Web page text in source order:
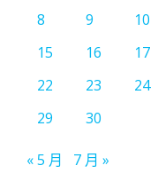
8
9 10
15
16 17
22
23 24
29
30
« 5 月 7 月 »